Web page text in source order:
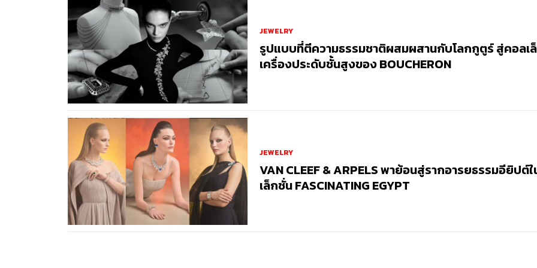
JEWELRY
รูปแบบที่ตีความธรรมชาติผสมผสานกับโลกกูตูร์ สู่คอลเ
เครื่องประดับชั้นสูงของ BOUCHERON
JEWELRY
VAN CLEEF & ARPELS พาย้อนสู่รากอารยธรรมอียิปต์
เล็กชั่น FASCINATING EGYPT